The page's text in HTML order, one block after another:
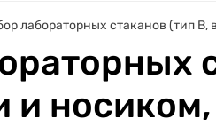
лабораторных стаканов (тип
и